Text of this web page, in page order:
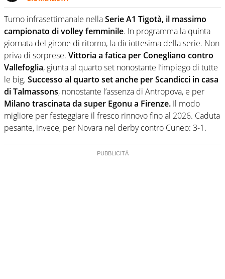
Se mai ci fosse modo di traslare il glossario del calcio in
una nicchia di esperti, lui ne farebbe parte. Non si perde
una svista arbitrale né gli umori social del mondo delle
curve
Turno infrasettimanale nellaSerie A1 Tigotà, il massimo
campionato di volley femminile. In programma la quinta
giornata del girone di ritorno, la diciottesima della serie. Non
priva di sorprese. Vittoria a fatica per Conegliano contro
Vallefoglia, giunta al quarto set nonostante l’impiego di tutte
le big. Successo al quarto set anche per Scandicci in casa
di Talmassons, nonostante l’assenza di Antropova, e per
Milano trascinata da super Egonu a Firenze. Il modo
migliore per festeggiare il fresco rinnovo fino al 2026. Caduta
pesante, invece, per Novara nel derby contro Cuneo: 3-1.